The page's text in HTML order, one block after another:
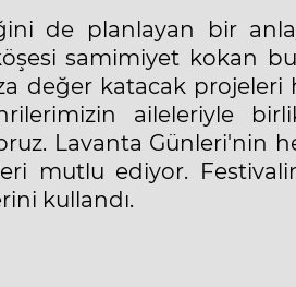
de planlayan bir
samimiyet kokan
değer katacak
aileleriyle
Lavanta Günleri'nin
mutlu ediyor.
kullandı.